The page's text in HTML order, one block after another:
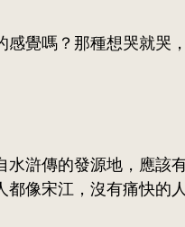
覺嗎？那種想哭就哭
水滸傳的發源地， 應該
像宋江，沒有痛快的人